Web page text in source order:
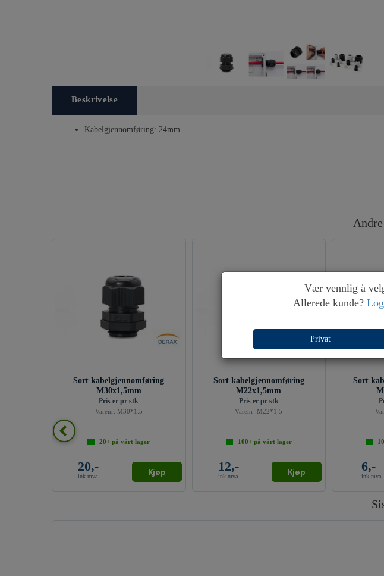
Beskrivelse
Kabelgjennomføring: 24mm
Sort kabelgjennomføring
M30x1,5mm
Pris er pr stk
Varenr: M30*1.5
20,-
ink mva
20+ på vårt lager
Kjøp
Sort kabelgjennomføring
M22x1,5mm
Pris er pr stk
Varenr: M22*1.5
12,-
ink mva
100+på vårt lager
Kjøp
Sort
6,-
ink mva
Vær vennlig å
Allerede kunde?
Privat